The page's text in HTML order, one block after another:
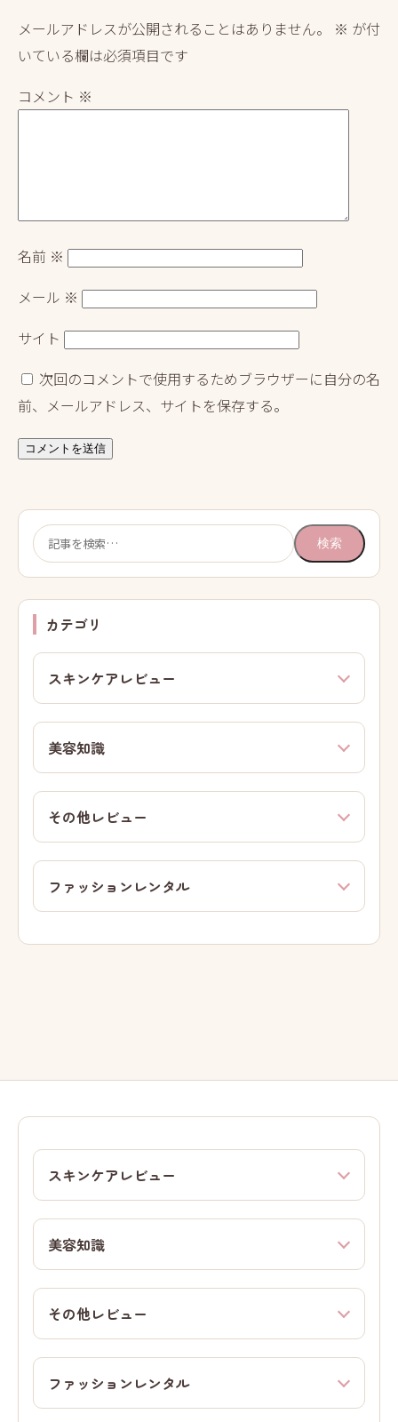
ン
メールアドレスが公開されることはありません。 ※ が付
いている欄は必須項目です
コメント ※
名前 ※
メール ※
サイト
次回のコメントで使用するためブラウザーに自分の名
前、メールアドレス、サイトを保存する。
検
索:
検索
カテゴリ
スキンケアレビュー
美容知識
その他レビュー
ファッションレンタル
スキンケアレビュー
美容知識
その他レビュー
ファッションレンタル